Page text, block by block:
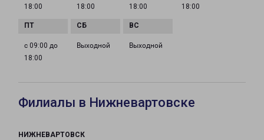
18:00
18:00
18:00
18:00
с 09:00 до
18:00
Выходной Выходной
Филиалы в Нижневартовске
НИЖНЕВАРТОВСК